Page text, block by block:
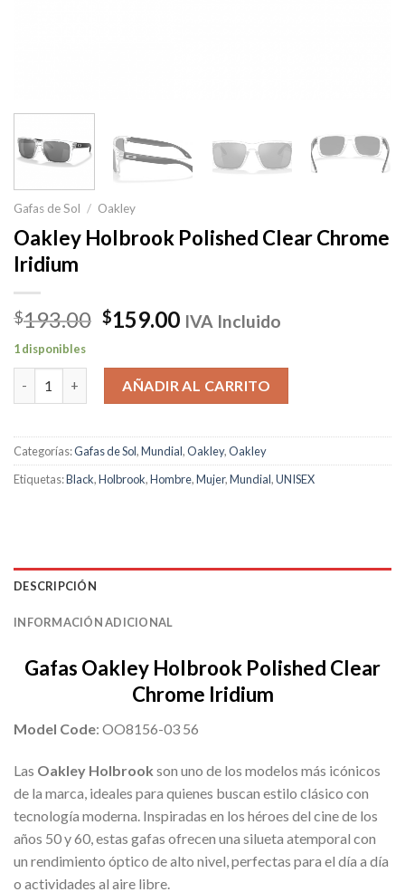
Gafas de Sol / Oakley
Oakley Holbrook Polished Clear Chrome
Iridium
$193.00 El
original
era:
$193.00.
$159.00El
actual
es:
$159.00.
IVA Incluido
1 disponibles
Oakley Holbrook Polished Clear Chrome Iridium cantidad
AÑADIR AL CARRITO
Categorías:Gafas de Sol,Mundial,Oakley,Oakley
Etiquetas:Black,Holbrook,Hombre,Mujer,Mundial,UNISEX
DESCRIPCIÓN
INFORMACIÓN ADICIONAL
Gafas Oakley Holbrook Polished Clear
Chrome Iridium
Model Code: OO8156-03 56
Las Oakley Holbrook son uno de los modelos más icónicos
de la marca, ideales para quienes buscan estilo clásico con
tecnología moderna. Inspiradas en los héroes del cine de los
años 50 y 60, estas gafas ofrecen una silueta atemporal con
un rendimiento óptico de alto nivel, perfectas para el día a día
o actividades al aire libre.